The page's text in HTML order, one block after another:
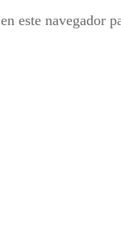
este navegador